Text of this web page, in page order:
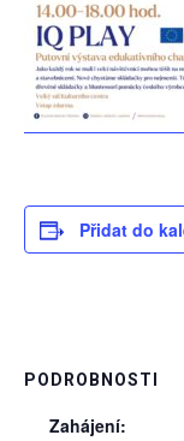
Přidat do
PODROBNOSTI
Zahájení: